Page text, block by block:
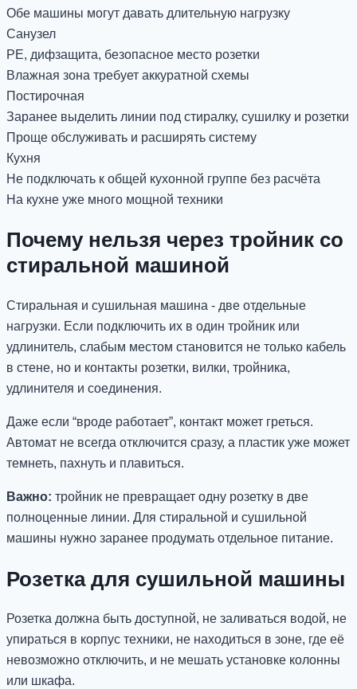
Обе машины могут давать длительную нагрузку
Санузел
PE, дифзащита, безопасное место розетки
Влажная зона требует аккуратной схемы
Постирочная
Заранее выделить линии под стиралку, сушилку и розетки
Проще обслуживать и расширять систему
Кухня
Не подключать к общей кухонной группе без расчёта
На кухне уже много мощной техники
Почему нельзя через тройник со
стиральной машиной
Стиральная и сушильная машина - две отдельные
нагрузки. Если подключить их в один тройник или
удлинитель, слабым местом становится не только кабель
в стене, но и контакты розетки, вилки, тройника,
удлинителя и соединения.
Даже если “вроде работает”, контакт может греться.
Автомат не всегда отключится сразу, а пластик уже может
темнеть, пахнуть и плавиться.
Важно: тройник не превращает одну розетку в две
полноценные линии. Для стиральной и сушильной
машины нужно заранее продумать отдельное питание.
Розетка для сушильной машины
Розетка должна быть доступной, не заливаться водой, не
упираться в корпус техники, не находиться в зоне, где её
невозможно отключить, и не мешать установке колонны
или шкафа.